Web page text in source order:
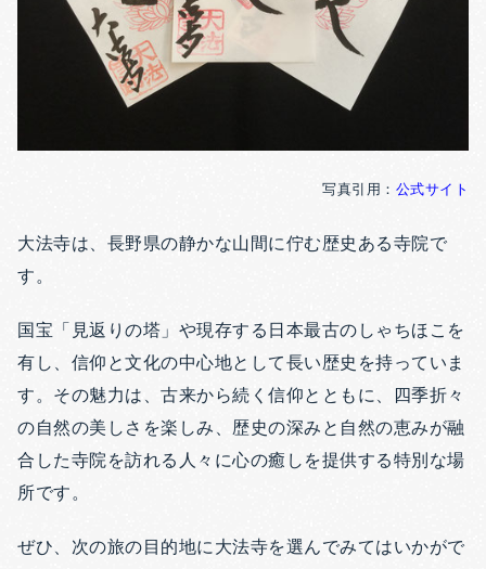
写真引用： 公式サイト
大法寺は、長野県の静かな山間に佇む歴史ある寺院で
す。
国宝「見返りの塔」や現存する日本最古のしゃちほこを
有し、信仰と文化の中心地として長い歴史を持っていま
す。その魅力は、古来から続く信仰とともに、四季折々
の自然の美しさを楽しみ、歴史の深みと自然の恵みが融
合した寺院を訪れる人々に心の癒しを提供する特別な場
所です。
ぜひ、次の旅の目的地に大法寺を選んでみてはいかがで